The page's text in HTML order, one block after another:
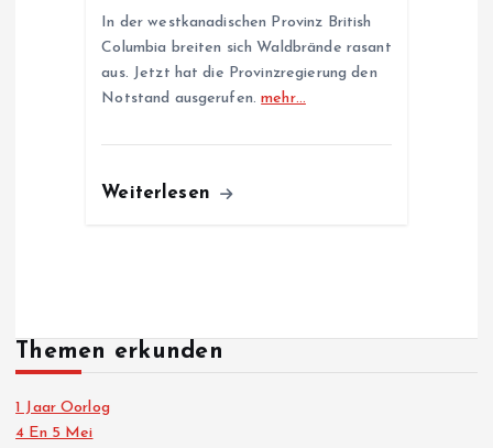
In der westkanadischen Provinz British
Columbia breiten sich Waldbrände rasant
aus. Jetzt hat die Provinzregierung den
Notstand ausgerufen.mehr…
Weiterlesen
Themen erkunden
1 Jaar Oorlog
4 En 5 Mei